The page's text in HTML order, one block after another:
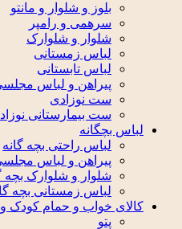
بلوز و شلوار و مانتو
سرهمی و رامپر
شلوار و شلوارک
لباس زمستانی
لباس تابستانی
پیراهن و لباس
ست نوزادی
ست بیمارستانی نوزاد
لباس بچگانه
لباس راحتی بچه گانه
پیراهن و لباس
شلوار و شلوارک بچه
لباس زمستانی بچه
کالای خواب و حمام کودک و
پتو